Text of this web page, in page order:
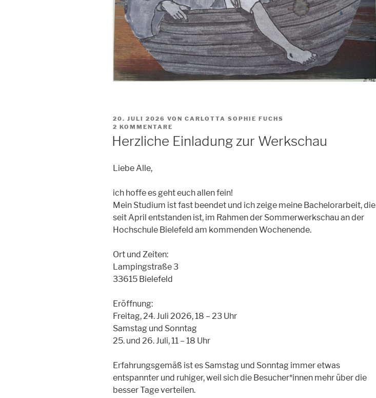
VERÖFFENTLICHT
AM
20. JULI 2026 VON CARLOTTA SOPHIE FUCHS
2 KOMMENTARE
Herzliche Einladung zur Werkschau
Liebe Alle,
ich hoffe es geht euch allen fein!
Mein Studium ist fast beendet und ich zeige meine Bachelorarbeit, die
seit April entstanden ist, im Rahmen der Sommerwerkschau an der
Hochschule Bielefeld am kommenden Wochenende.
Ort und Zeiten:
Lampingstraße 3
33615 Bielefeld
Eröffnung:
Freitag, 24. Juli 2026, 18 – 23 Uhr
Samstag und Sonntag
25. und 26. Juli, 11 – 18 Uhr
Erfahrungsgemäß ist es Samstag und Sonntag immer etwas
entspannter und ruhiger, weil sich die Besucher*innen mehr über die
besser Tage verteilen.